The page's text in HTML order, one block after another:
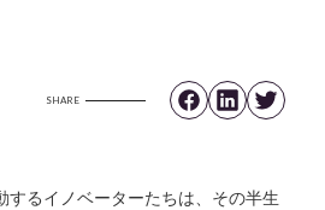
SHARE
するイノベーターたちは、その半生